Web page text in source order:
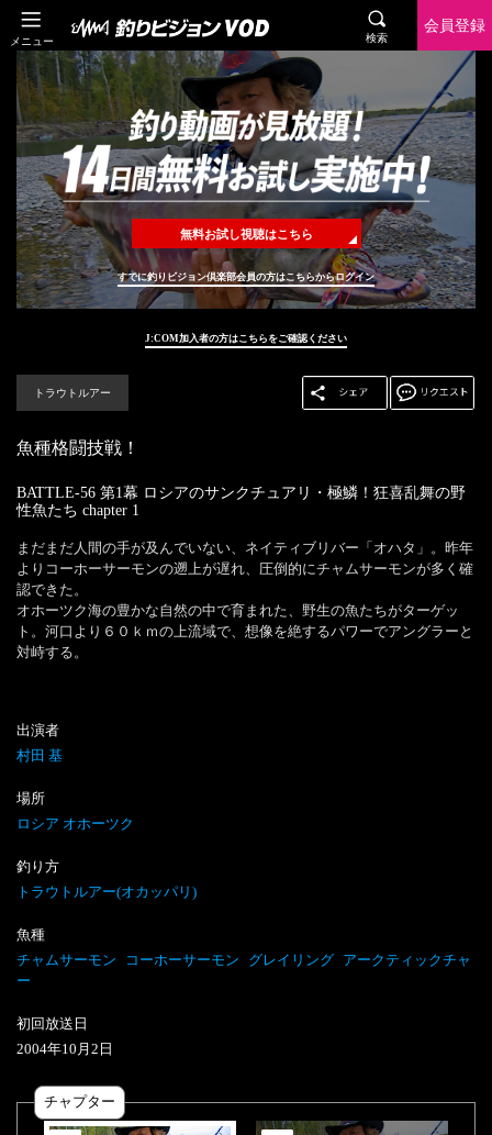
メニュー 検索
会員登録
無料お試し視聴はこちら
すでに釣りビジョン倶楽部会員の方はこちらからログイン
J:COM加入者の方はこちらをご確認ください
トラウトルアー
魚種格闘技戦！
BATTLE-56 第1幕 ロシアのサンクチュアリ・極鱗！狂喜乱舞の野
性魚たち chapter 1
まだまだ人間の手が及んでいない、ネイティブリバー「オハタ」。昨年
よりコーホーサーモンの遡上が遅れ、圧倒的にチャムサーモンが多く確
認できた。
オホーツク海の豊かな自然の中で育まれた、野生の魚たちがターゲッ
ト。河口より６０ｋｍの上流域で、想像を絶するパワーでアングラーと
対峙する。
出演者
村田 基
場所
ロシア オホーツク
釣り方
トラウトルアー(オカッパリ)
魚種
チャムサーモン
コーホーサーモン グレイリング アークティックチャ
ー
初回放送日
2004年10 月 2 日
チャプター